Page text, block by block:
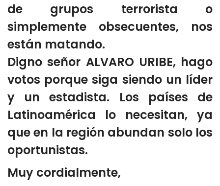
de grupos terrorista o
simplemente obsecuentes, nos
están matando.
Digno señor ALVARO URIBE, hago
votos porque siga siendo un líder
y un estadista. Los países de
Latinoamérica lo necesitan, ya
que en la región abundan solo los
oportunistas.
Muy cordialmente,